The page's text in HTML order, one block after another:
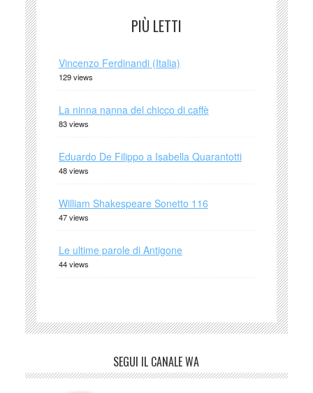
PIÙ LETTI
Vincenzo Ferdinandi (Italia)
129 views
La ninna nanna del chicco di caffè
83 views
Eduardo De Filippo a Isabella Quarantotti
48 views
William Shakespeare Sonetto 116
47 views
Le ultime parole di Antigone
44 views
SEGUI IL CANALE WA